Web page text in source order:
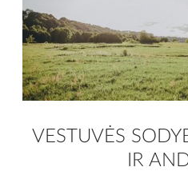
VESTUVĖS
IR